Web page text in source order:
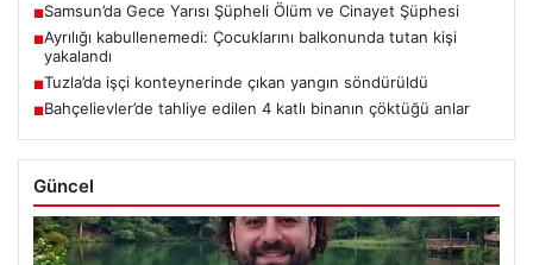
■Samsun’da Gece Yarısı Şüpheli Ölüm ve Cinayet Şüphesi
■Ayrılığı kabullenemedi: Çocuklarını balkonunda tutan kişi
yakalandı
■Tuzla’da işçi konteynerinde çıkan yangın söndürüldü
■Bahçelievler’de tahliye edilen 4 katlı binanın çöktüğü anlar
Güncel